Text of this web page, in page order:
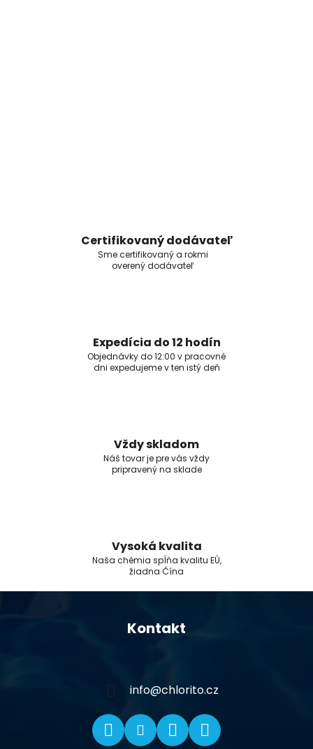
Certifikovaný dodávateľ
Sme certifikovaný a rokmi
overený dodávateľ
Expedícia do 12 hodín
Objednávky do 12:00 v pracovné
dni expedujeme v ten istý deň
Vždy skladom
Náš tovar je pre vás vždy
pripravený na sklade
Vysoká kvalita
Naša chémia spĺňa kvalitu EÚ,
žiadna Čína
Z
Kontakt
info@chlorito.cz